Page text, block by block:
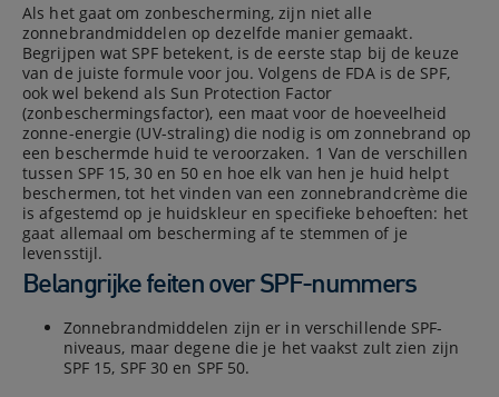
Als het gaat om zonbescherming, zijn niet alle
zonnebrandmiddelen op dezelfde manier gemaakt.
Begrijpen wat SPF betekent, is de eerste stap bij de keuze
van de juiste formule voor jou. Volgens de FDA is de SPF,
ook wel bekend als Sun Protection Factor
(zonbeschermingsfactor), een maat voor de hoeveelheid
zonne-energie (UV-straling) die nodig is om zonnebrand op
een beschermde huid te veroorzaken. 1 Van de verschillen
tussen SPF 15, 30 en 50 en hoe elk van hen je huid helpt
beschermen, tot het vinden van een zonnebrandcrème die
is afgestemd op je huidskleur en specifieke behoeften: het
gaat allemaal om bescherming af te stemmen of je
levensstijl.
Belangrijke feiten over SPF-nummers
Zonnebrandmiddelen zijn er in verschillende SPF-
niveaus, maar degene die je het vaakst zult zien zijn
SPF 15, SPF 30 en SPF 50.